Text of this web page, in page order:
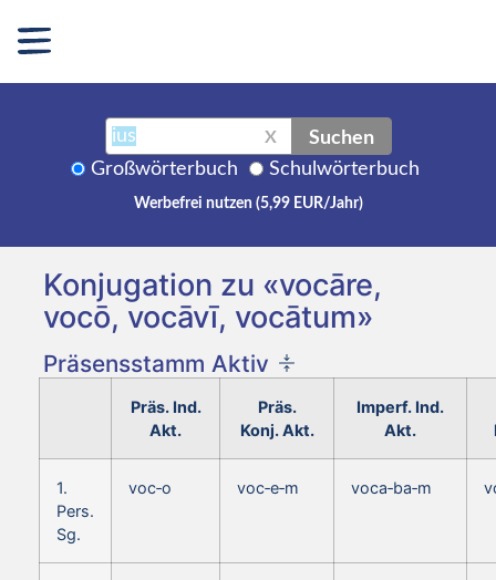
X Suchen
Großwörterbuch Schulwörterbuch
Werbefrei nutzen (5,99 EUR/Jahr)
Konjugation zu «vocāre,
vocō, vocāvī, vocātum»
Präsensstamm Aktiv
Präs. Ind.
Akt.
Präs.
Konj. Akt.
Imperf. Ind.
Akt.
1.
Pers.
Sg.
voc‑o voc‑e‑m voca‑ba‑m